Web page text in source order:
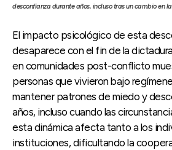
desconfianza durante años, incluso tras un cambio en
El impacto psicológico de esta
desaparece con el fin de la
en comunidades post-conflicto
personas que vivieron bajo
mantener patrones de miedo y
años, incluso cuando las
esta dinámica afecta tanto a los
instituciones, dificultando la